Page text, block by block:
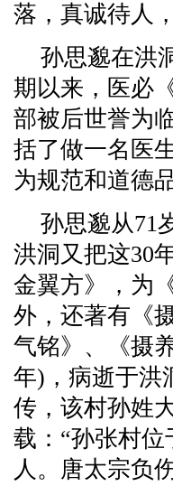
落，真诚待人
孙思邈在洪
期以来，医必
部被后世誉为
括了做一名医
为规范和道德
孙思邈从71
洪洞又把这30
金翼方》，为
外，还著有《
气铭》、《摄
年)，病逝于洪
传，该村孙姓
载：“孙张村
人。唐太宗负